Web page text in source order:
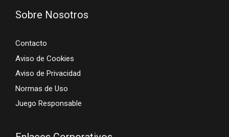
Sobre Nosotros
Contacto
Aviso de Cookies
Aviso de Privacidad
Normas de Uso
Juego Responsable